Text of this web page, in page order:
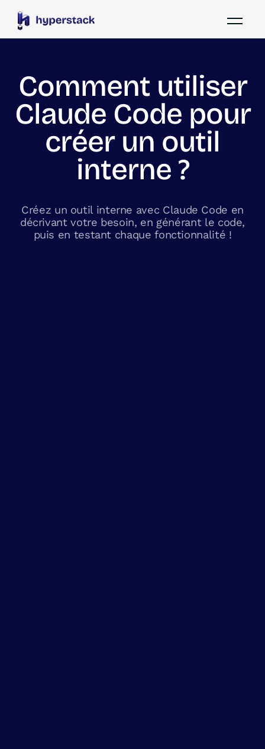
Comment utiliser
Claude Code pour
créer un outil
interne ?
Créez un outil interne avec Claude Code en
décrivant votre besoin, en générant le code,
puis en testant chaque fonctionnalité !